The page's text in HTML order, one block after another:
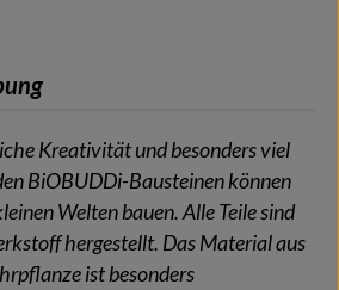
Kreativität und besonders viel
BiOBUDDi-Bausteinen können
Welten bauen. Alle Teile sind
hergestellt. Das Material aus
ist besonders